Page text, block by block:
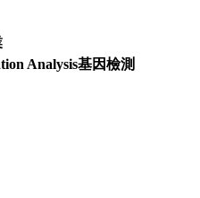
Analysis基因檢測